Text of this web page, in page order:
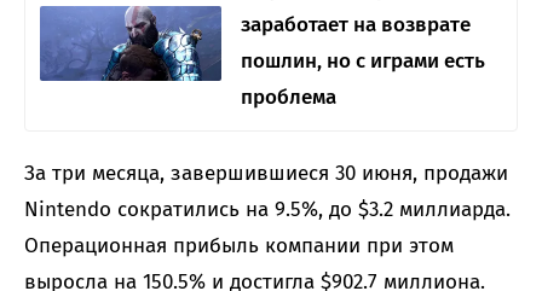
заработает на возврате
пошлин, но с играми есть
проблема
За три месяца, завершившиеся 30 июня, продажи
Nintendo сократились на 9.5%, до $3.2 миллиарда.
Операционная прибыль компании при этом
выросла на 150.5% и достигла $902.7 миллиона.